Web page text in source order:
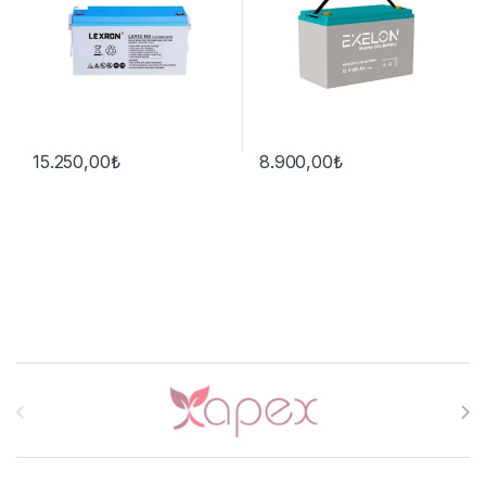
15.250,00₺ 8.900,00₺
Brands Carousel